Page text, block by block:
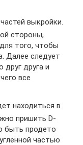
выкройки.
стороны,
того, чтобы
Далее следует
друг друга и
все
находиться в
пришить D-
быть продето
частью